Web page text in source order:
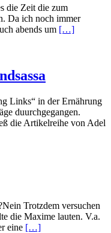
die Zeit die zum
Da ich noch immer
abends um […]
Links“ in der Ernährung
duurchgegangen.
die Artikelreihe von Adel
Trotzdem versuchen
die Maxime lauten. V.a.
eine […]